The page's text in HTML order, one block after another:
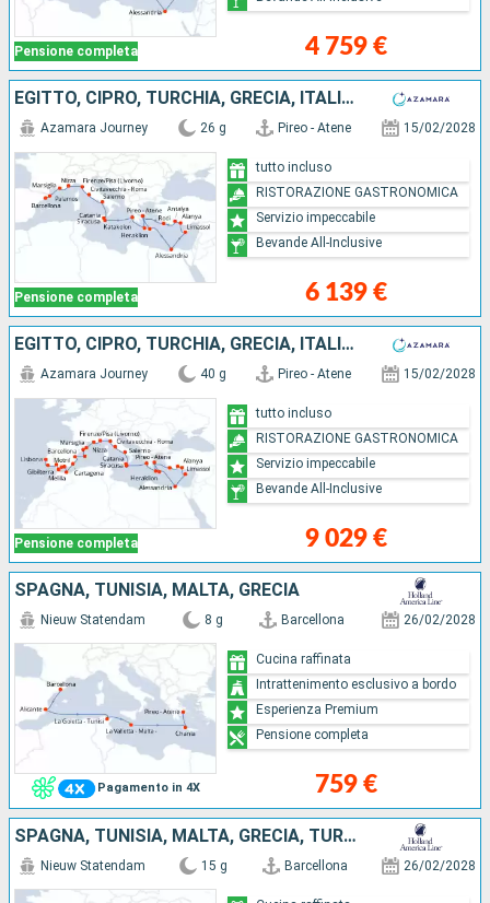
Pensione completa 4 759 €
EGITTO, CIPRO, TURCHIA, GRECIA, ITALIA, FRANCIA, SPAGNA
Pensione completa
Azamara Journey 26 g Pireo - Atene 15/02/2028
6 139 €
tutto incluso
RISTORAZIONE GASTRONOMICA
Servizio impeccabile
Bevande All-Inclusive
EGITTO, CIPRO, TURCHIA, GRECIA, ITALIA, FRANCIA, MAIORCA, SPAGNA, GIBILTERRA, PORTOGALLO
Pensione completa
Azamara Journey 40 g Pireo - Atene 15/02/2028
9 029 €
tutto incluso
RISTORAZIONE GASTRONOMICA
Servizio impeccabile
Bevande All-Inclusive
SPAGNA, TUNISIA, MALTA, GRECIA
Pagamento in 4X
Nieuw Statendam 8 g Barcellona 26/02/2028
759 €
Cucina raffinata
Intrattenimento esclusivo a bordo
Esperienza Premium
Pensione completa
SPAGNA, TUNISIA, MALTA, GRECIA, TURCHIA
Nieuw Statendam 15 g Barcellona 26/02/2028